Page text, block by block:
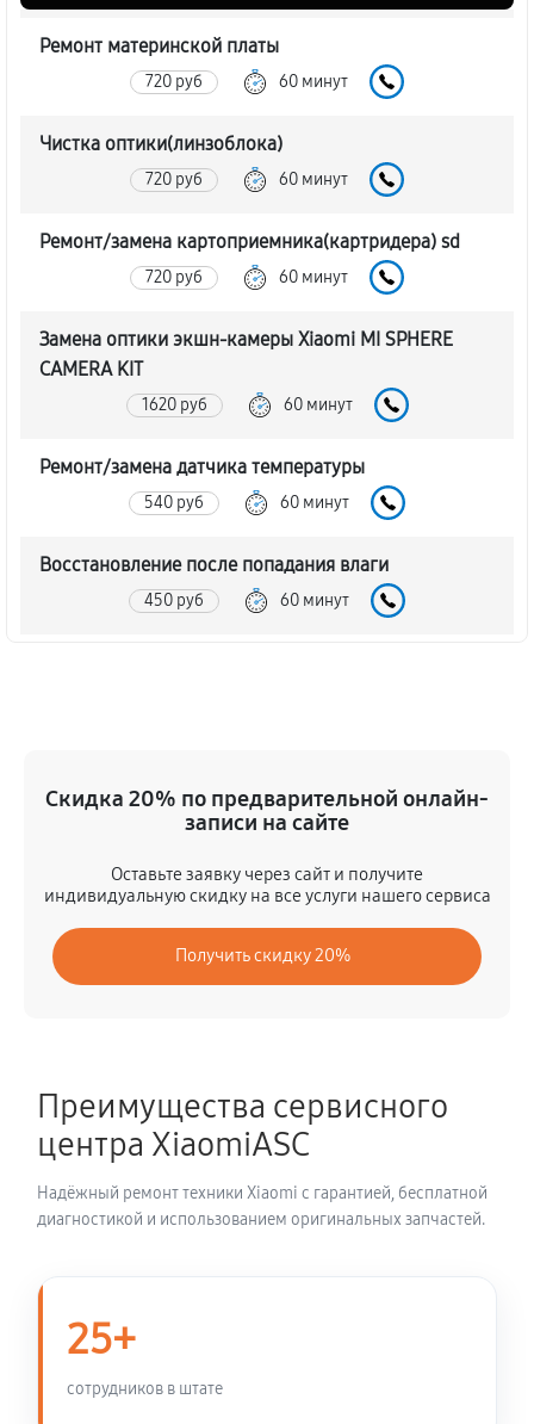
Ремонт материнской платы
720 руб 60 минут
Чистка оптики(линзоблока)
720 руб 60 минут
Ремонт/замена картоприемника(картридера) sd
720 руб 60 минут
Замена оптики экшн-камеры Xiaomi MI SPHERE
CAMERA KIT
1620 руб 60 минут
Ремонт/замена датчика температуры
540 руб 60 минут
Восстановление после попадания влаги
450 руб 60 минут
1260 руб 60 минут
CAMERA KIT
720 руб 60 минут
Замена модуля Wi-Fi экшн-камеры Xiaomi MI
Замена материнской платы
1980 руб 60 минут
Настройка оптики, фокусировки
Скидка 20% по предварительной онлайн-
записи на сайте
Оставьте заявку через сайт и получите
индивидуальную скидку на все услуги нашего сервиса
Получить скидку 20%
Преимущества сервисного
центра XiaomiASC
Надёжный ремонт техники Xiaomi с гарантией, бесплатной
диагностикой и использованием оригинальных запчастей.
25+
сотрудников в штате